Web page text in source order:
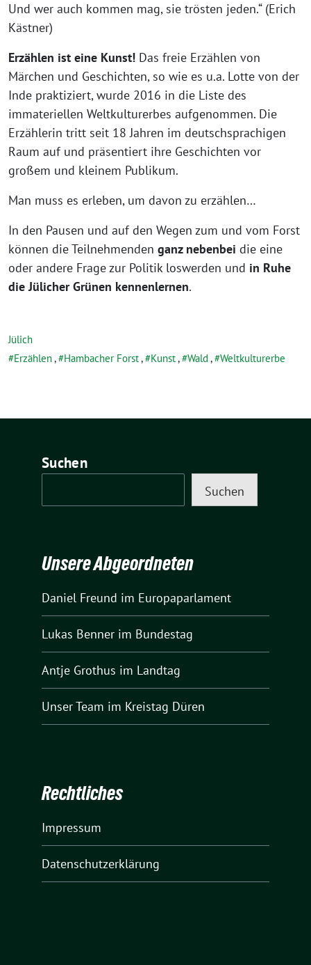
Und wer auch kommen mag, sie trösten jeden.“ (Erich
Kästner)
Erzählen ist eine Kunst! Das freie Erzählen von
Märchen und Geschichten, so wie es u.a. Lotte von der
Inde praktiziert, wurde 2016 in die Liste des
immateriellen Weltkulturerbes aufgenommen. Die
Erzählerin tritt seit 18 Jahren im deutschsprachigen
Raum auf und präsentiert ihre Geschichten vor
großem und kleinem Publikum.
Man muss es erleben, um davon zu erzählen…
In den Pausen und auf den Wegen zum und vom Forst
können die Teilnehmenden ganz nebenbei die eine
oder andere Frage zur Politik loswerden und in Ruhe
die Jülicher Grünen kennenlernen.
Jülich
Erzählen, Hambacher Forst, Kunst, Wald , Weltkulturerbe
Suchen
Suchen
Unsere Abgeordneten
Daniel Freund im Europaparlament
Lukas Benner im Bundestag
Antje Grothus im Landtag
Unser Team im Kreistag Düren
Rechtliches
Impressum
Datenschutzerklärung